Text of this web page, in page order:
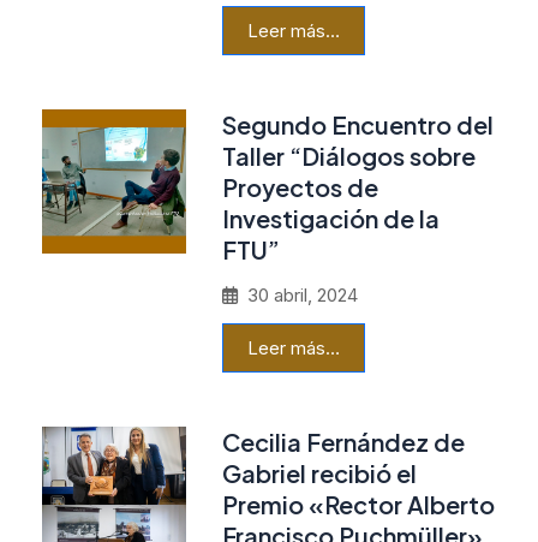
Leer más…
Segundo Encuentro del
Taller “Diálogos sobre
Proyectos de
Investigación de la
FTU”
30 abril, 2024
Leer más…
Cecilia Fernández de
Gabriel recibió el
Premio «Rector Alberto
Francisco Puchmüller»